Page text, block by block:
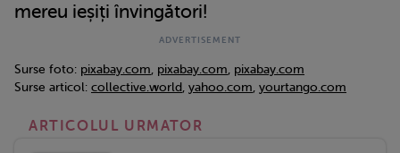
mereu ieșiți învingători!
Surse foto: pixabay.com, pixabay.com, pixabay.com
Surse articol: collective.world , yahoo.com, yourtango.com
ARTICOLUL URMATOR